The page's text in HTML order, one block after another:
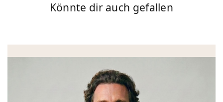
Könnte dir auch gefallen